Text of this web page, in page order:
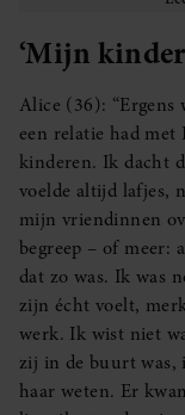
‘Mijn
Alice (36):
een relatie had
kinderen. Ik dacht
voelde altijd lafjes,
mijn vriendinnen
begreep – of meer:
dat zo was. Ik was
zijn écht voelt,
werk. Ik wist niet
zij in de buurt was,
haar weten. Er